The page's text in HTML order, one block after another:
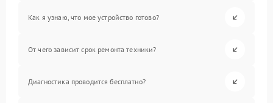
Как я узнаю, что мое устройство готово?
От чего зависит срок ремонта техники?
Диагностика проводится бесплатно?